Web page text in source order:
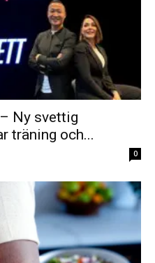
Ny svettig
träning och...
0